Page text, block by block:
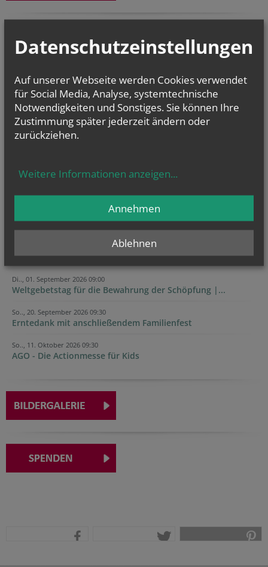
GOTTESDIENSTE
TERMINE
Di.., 01. September 2026 09:00
Weltgebetstag für die Bewahrung der Schöpfung |...
So.., 20. September 2026 09:30
Erntedank mit anschließendem Familienfest
So.., 11. Oktober 2026 09:30
AGO - Die Actionmesse für Kids
Datenschutzeinstellungen
Auf unserer Webseite werden Cookies verwendet
für Social Media, Analyse, systemtechnische
Notwendigkeiten und Sonstiges. Sie können Ihre
Zustimmung später jederzeit ändern oder
zurückziehen.
Weitere Informationen anzeigen...
Ablehnen
Annehmen